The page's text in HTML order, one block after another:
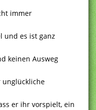
immer
und es ist ganz
keinen Ausweg
unglückliche
er ihr vorspielt, ein